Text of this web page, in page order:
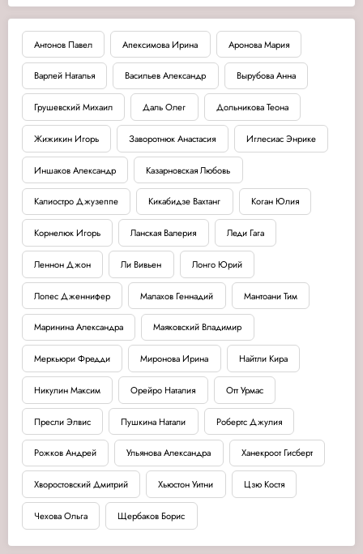
Антонов Павел Апексимова Ирина Аронова Мария
Варлей Наталья Васильев Александр Вырубова Анна
Грушевский Михаил Даль Олег Дольникова Теона
Жижикин Игорь Заворотнюк Анастасия Иглесиас Энрике
Иншаков Александр Казарновская Любовь
Калиостро Джузеппе Кикабидзе Вахтанг Коган Юлия
Корнелюк Игорь Ланская Валерия Леди Гага
Леннон Джон Ли Вивьен Лонго Юрий
Лопес Дженнифер Малахов Геннадий Мантоани Тим
Маринина Александра Маяковский Владимир
Меркьюри Фредди Миронова Ирина Найтли Кира
Никулин Максим Орейро Наталия Отт Урмас
Пресли Элвис Пушкина Натали Робертс Джулия
Рожков Андрей Ульянова Александра Ханекроот Гисберт
Хворостовский Дмитрий Хьюстон Уитни Цзю Костя
Чехова Ольга Щербаков Борис